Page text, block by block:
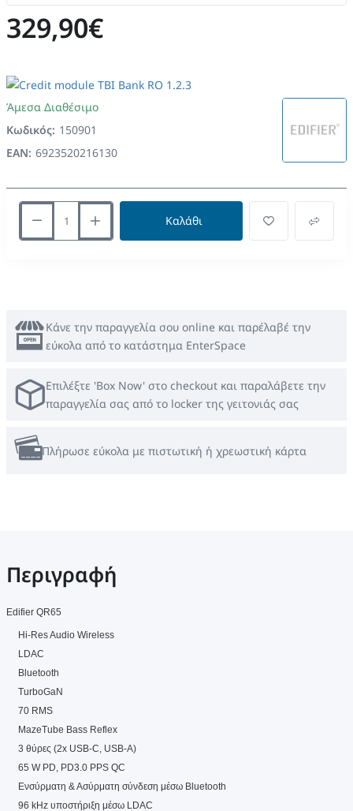
Άμεσα Διαθέσιμο
Κωδικός: 150901
EAN: 6923520216130
329,90€
Καλάθι
Κάνε την παραγγελία σου online και παρέλαβέ την
εύκολα από το κατάστημα EnterSpace
Επιλέξτε 'Box Now' στο checkout και παραλάβετε την
παραγγελία σας από το locker της γειτονιάς σας
Πλήρωσε εύκολα με πιστωτική ή χρεωστική κάρτα
Περιγραφή
Edifier QR65
Hi-Res Audio Wireless
LDAC
Bluetooth
TurboGaN
70 RMS
MazeTube Bass Reflex
3 θύρες (2x USB-C, USB-A)
65 W PD, PD3.0 PPS QC
Ενσύρματη & Ασύρματη σύνδεση μέσω Bluetooth
96 kHz υποστήριξη μέσω LDAC